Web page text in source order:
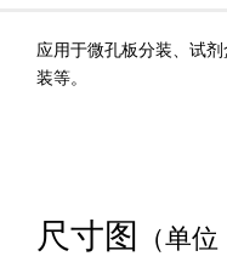
应用于微孔板分装、试
装等。
尺寸图 （单位